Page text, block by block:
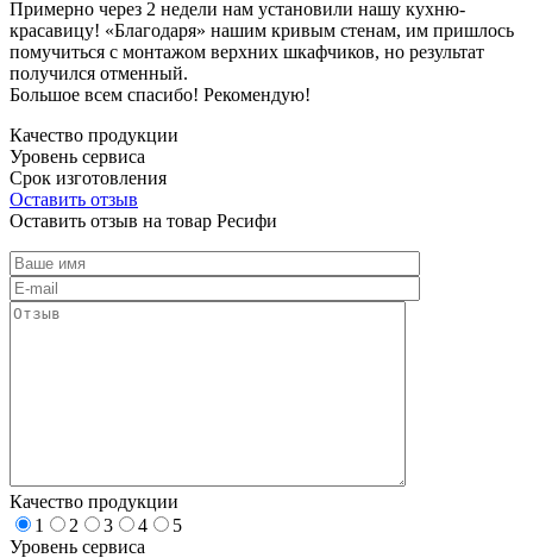
Примерно через 2 недели нам установили нашу кухню-
красавицу! «Благодаря» нашим кривым стенам, им пришлось
помучиться с монтажом верхних шкафчиков, но результат
получился отменный.
Большое всем спасибо! Рекомендую!
Качество продукции
Уровень сервиса
Срок изготовления
Оставить отзыв
Оставить отзыв на товар Ресифи
Качество продукции
1
2 3 4
5
Уровень сервиса